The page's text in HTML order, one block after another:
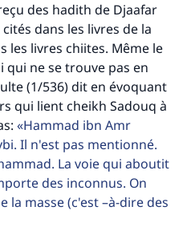
des hadith de Djaafar
dans les livres de la
les livres chiites. Même le
ne se trouve pas en
(1/536) dit en évoquant
qui lient cheikh Sadouq à
Hammad ibn Amr
Il n'est pas mentionné.
La voie qui aboutit
des inconnus. On
masse (c'est –à-dire des
dans la vie de
grâce à votre
des réponses.
(Paix sur lui) a dit:
bonne action obtient la
que celui qui le fait."